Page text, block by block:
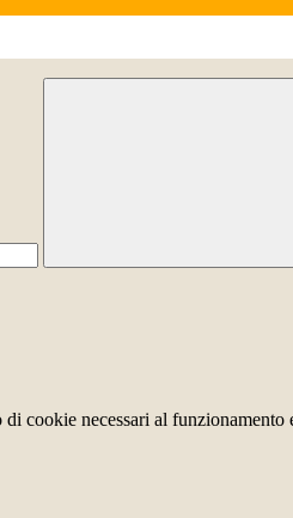
cookie necessari al